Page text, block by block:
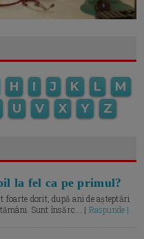
H I J K L
M
U V X Y Z
la fel ca pe primul?
foarte dorit, după ani de așteptări
Sunt însărc... | Raspunde |